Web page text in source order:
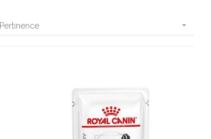
Pertinence 